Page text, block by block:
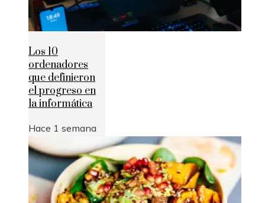
Los 10
ordenadores
que definieron
el progreso en
la informática
Hace 1 semana